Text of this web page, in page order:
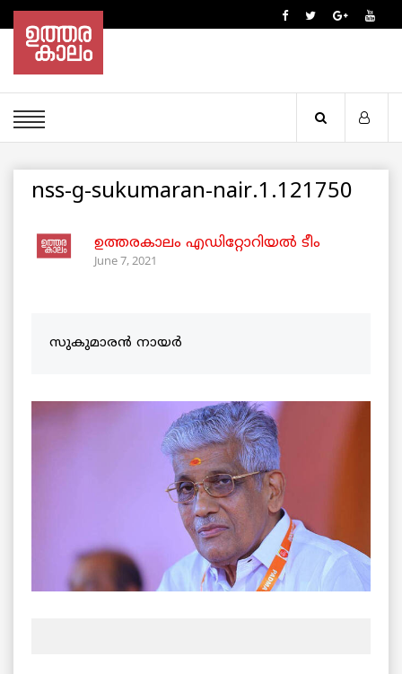
nss-g-sukumaran-nair.1.121750
ഉത്തരകാലം എഡിറ്റോറിയല്‍ ടീം
June 7, 2021
സുകുമാരൻ നായർ